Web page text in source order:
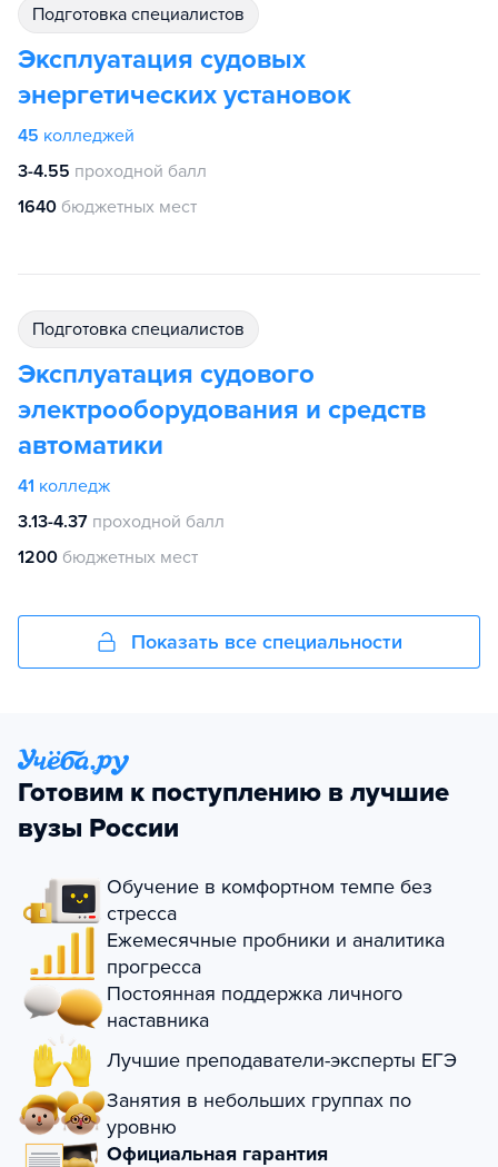
подготовка специалистов
Эксплуатация судовых
энергетических установок
45 колледжей
3-4.55 проходной балл
1640 бюджетных мест
подготовка специалистов
Эксплуатация судового
электрооборудования и средств
автоматики
41 колледж
3.13-4.37 проходной балл
1200 бюджетных мест
Показать все специальности
Готовим к поступлению в лучшие
вузы России
Обучение в комфортном темпе без
стресса
Ежемесячные пробники и аналитика
прогресса
Постоянная поддержка личного
наставника
Лучшие преподаватели-эксперты ЕГЭ
Занятия в небольших группах по
уровню
Официальная гарантия